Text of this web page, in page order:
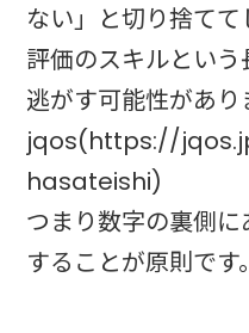
ない」と切り捨て
評価のスキルとい
逃がす可能性があり
jqos(https://
hasateishi)
つまり数字の裏側
することが原則です。